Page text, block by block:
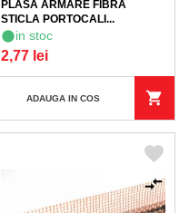
PLASA ARMARE FIBRA
STICLA PORTOCALI...
in stoc
2,77 lei
ADAUGA IN COS